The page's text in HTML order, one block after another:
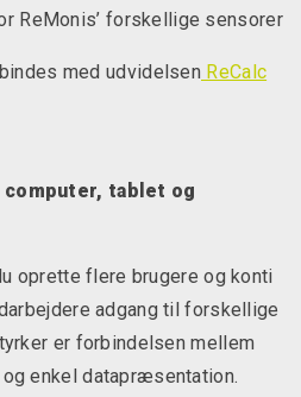
ReMonis’ forskellige sensorer
med udvidelsen ReCalc
computer, tablet og
oprette flere brugere og konti
adgang til forskellige
er forbindelsen mellem
enkel datapræsentation.